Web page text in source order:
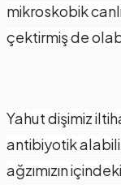
mikroskobik
çektirmiş de
Yahut dişimiz
antibiyotik
ağzımızın